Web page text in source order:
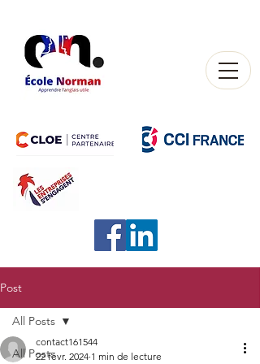
Post
All Posts
All Posts
contact161544
22 févr. 2024 1 min de lecture